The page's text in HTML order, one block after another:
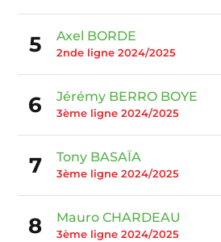
5 Axel BORDE
2nde ligne 2024/2025
6 Jérémy BERRO BOYE
3ème ligne 2024/2025
7 Tony BASAÏA
3ème ligne 2024/2025
8 Mauro CHARDEAU
3ème ligne 2024/2025